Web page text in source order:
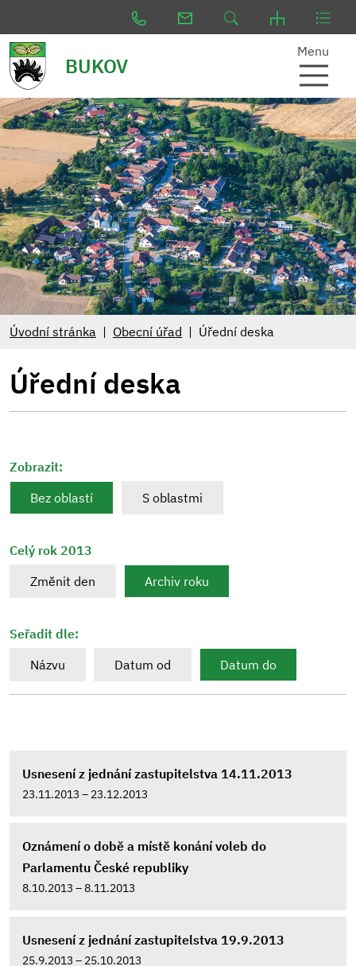
BUKOV
Menu
Úvodní stránka Obecní úřad Úřední deska
Úřední deska
Zobrazit:
Bez oblastí
S oblastmi
Celý rok 2013
Změnit den
Archiv roku
Seřadit dle:
Názvu
Datum od Datum do
Usnesení z jednání zastupitelstva 14.11.2013
23.11.2013 – 23.12.2013
Oznámení o době a místě konání voleb do
Parlamentu České republiky
8.10.2013 – 8.11.2013
Usnesení z jednání zastupitelstva 19.9.2013
25.9.2013 – 25.10.2013